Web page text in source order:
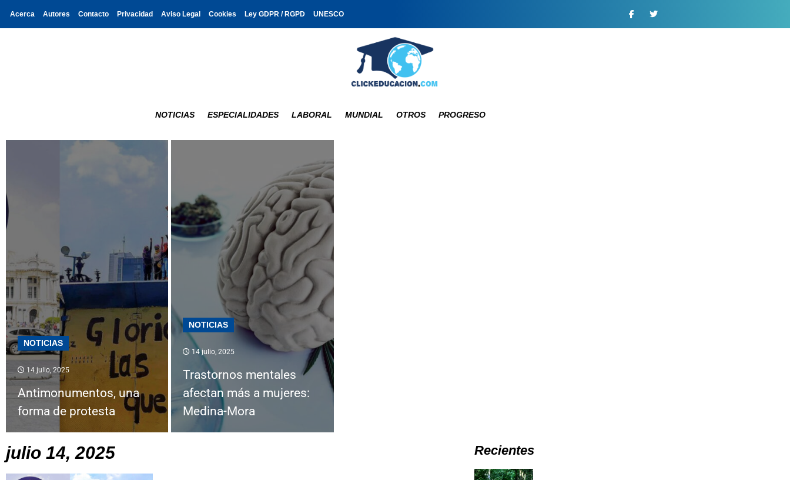
Acerca Autores Contacto Privacidad Aviso Legal Cookies Ley GDPR / RGPD UNESCO
NOTICIAS ESPECIALIDADES LABORAL MUNDIAL OTROS PROGRESO
NOTICIAS
14 julio, 2025
Antimonumentos, una
forma de protesta
NOTICIAS
14 julio, 2025
Trastornos mentales
afectan más a mujeres:
Medina-Mora
julio 14, 2025 Recientes